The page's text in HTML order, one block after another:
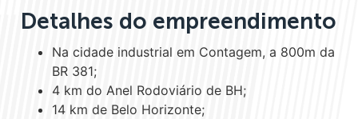
Detalhes do empreendimento
Na cidade industrial em Contagem, a 800m da
BR 381;
4 km do Anel Rodoviário de BH;
14 km de Belo Horizonte;